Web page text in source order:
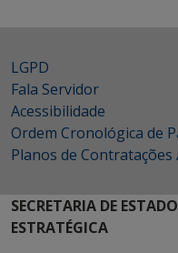
LGPD
Fala Servidor
Acessibilidade
Ordem Cronológica de
Planos de Contratações
SECRETARIA DE
ESTRATÉGICA